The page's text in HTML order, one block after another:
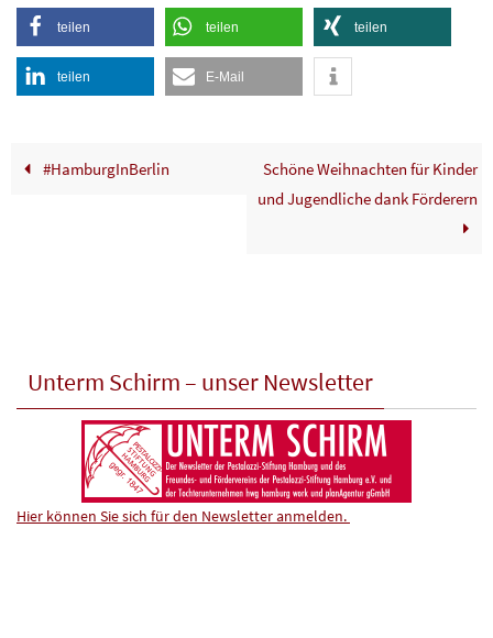
teilen teilen teilen
teilen E-Mail
#HamburgInBerlin
Schöne Weihnachten für Kinder
und Jugendliche dank Förderern
Unterm Schirm – unser Newsletter
Hier können Sie sich für den Newsletter anmelden.